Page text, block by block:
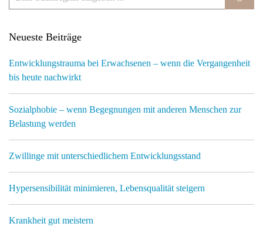
Neueste Beiträge
Entwicklungstrauma bei Erwachsenen – wenn die Vergangenheit
bis heute nachwirkt
Sozialphobie – wenn Begegnungen mit anderen Menschen zur
Belastung werden
Zwillinge mit unterschiedlichem Entwicklungsstand
Hypersensibilität minimieren, Lebensqualität steigern
Krankheit gut meistern